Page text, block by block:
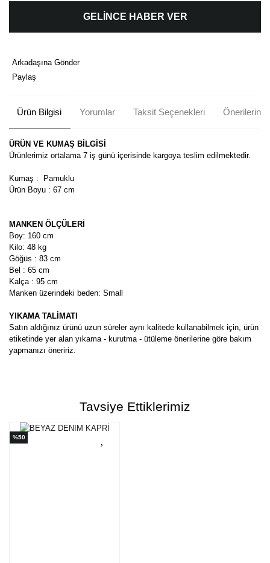
GELİNCE HABER VER
Arkadaşına Gönder
Paylaş
Ürün Bilgisi Yorumlar Taksit Seçenekleri Önerileriniz
ÜRÜN VE KUMAŞ BİLGİSİ
Ürünlerimiz ortalama 7 iş günü içerisinde kargoya teslim edilmektedir.
Kumaş : Pamuklu
Ürün Boyu : 67 cm
MANKEN ÖLÇÜLERİ
Boy: 160 cm
Kilo: 48 kg
Göğüs : 83 cm
Bel : 65 cm
Kalça : 95 cm
Manken üzerindeki beden: Small
YIKAMA TALİMATI
Satın aldığınız ürünü uzun süreler aynı kalitede kullanabilmek için, ürün
etiketinde yer alan yıkama - kurutma - ütüleme önerilerine göre bakım
yapmanızı öneririz.
tarafımıza iletebilirsiniz.
Görüş ve önerileriniz için teşekkür ederiz.
Ürün resmi kalitesiz, bozuk veya görüntülenemiyor.
Tavsiye Ettiklerimiz
%50